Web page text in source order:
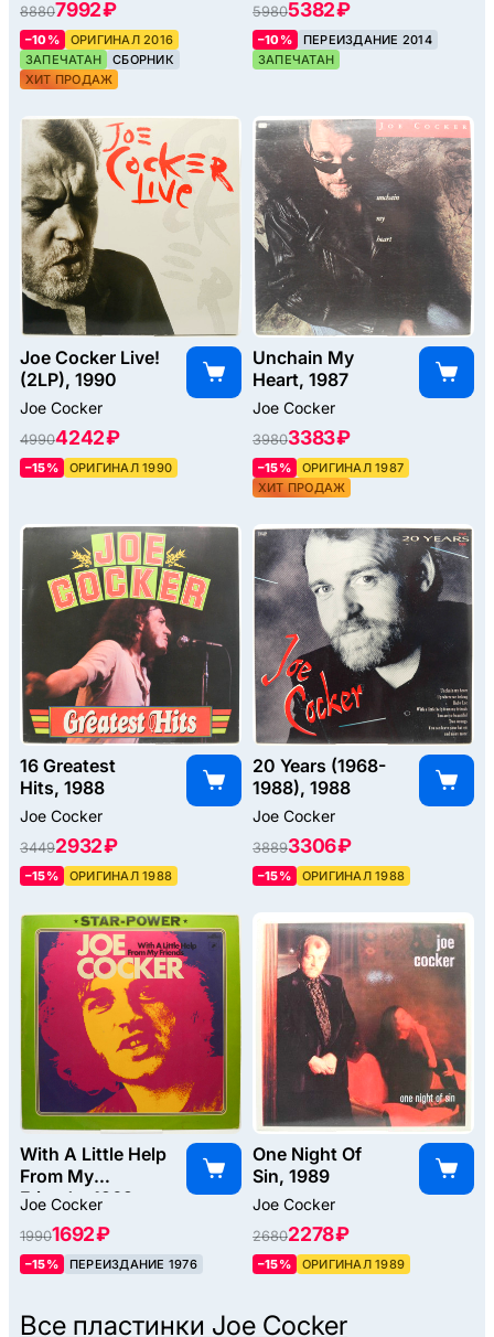
88807992 ₽
–10%
ОРИГИНАЛ 2016
ЗАПЕЧАТАН
СБОРНИК
ХИТ ПРОДАЖ
59805382 ₽
–10%
ПЕРЕИЗДАНИЕ 2014
ЗАПЕЧАТАН
Joe Cocker Live!
(2LP), 1990
Joe Cocker
49904242 ₽
–15% ОРИГИНАЛ 1990
Unchain My
Heart, 1987
Joe Cocker
39803383 ₽
–15%
ОРИГИНАЛ 1987
ХИТ ПРОДАЖ
16 Greatest
Hits, 1988
Joe Cocker
34492932 ₽
–15% ОРИГИНАЛ 1988
20 Years (1968-
1988), 1988
Joe Cocker
38893306 ₽
–15% ОРИГИНАЛ 1988
With A Little Help
From My
Friends, 1969
Joe Cocker
19901692 ₽
–15% ПЕРЕИЗДАНИЕ 1976
One Night Of
Sin, 1989
Joe Cocker
26802278 ₽
–15% ОРИГИНАЛ 1989
Все пластинки Joe Cocker